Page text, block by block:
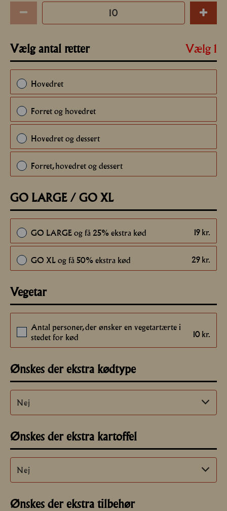
Vælg antal retter Vælg 1
Hovedret
Forret og hovedret
Hovedret og dessert
Forret, hovedret og dessert
GO LARGE / GO XL
GO LARGE og få 25% ekstra kød 19 kr.
GO XL og få 50% ekstra kød 29 kr.
Vegetar
Antal personer, der ønsker en vegetartærte i
stedet for kød
10 kr.
Ønskes der ekstra kødtype
Ønskes der ekstra kartoffel
Ønskes der ekstra tilbehør